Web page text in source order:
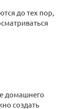
до тех пор,
домашнего
создать